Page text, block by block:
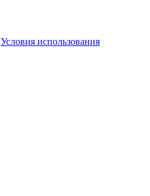
Условия использования